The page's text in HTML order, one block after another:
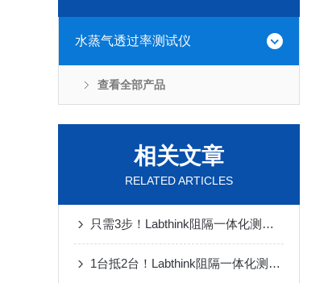
水蒸气透过率测试仪
查看全部产品
相关文章
RELATED ARTICLES
只需3步！Labthink阻隔一体化测试仪器选型指南
1台抵2台！Labthink阻隔一体化测试仪器家族重磅发布